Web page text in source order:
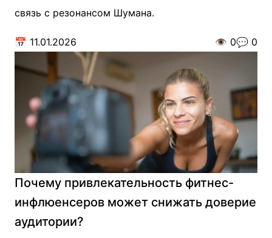
связь с резонансом Шумана.
📅 11.01.2026 👁️ 0💬 0
Почему привлекательность фитнес-
инфлюенсеров может снижать доверие
аудитории?